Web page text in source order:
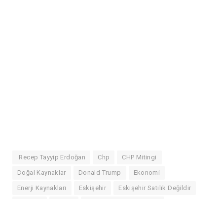
Recep Tayyip Erdoğan Chp CHP Mitingi
Doğal Kaynaklar Donald Trump Ekonomi
Enerji Kaynakları Eskişehir Eskişehir Satılık Değildir